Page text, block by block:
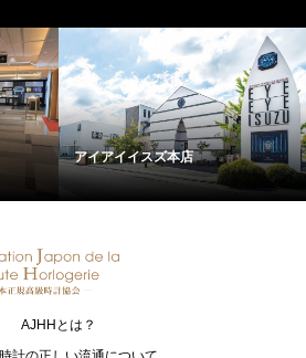
アイアイイスズ本店
AJHHとは？